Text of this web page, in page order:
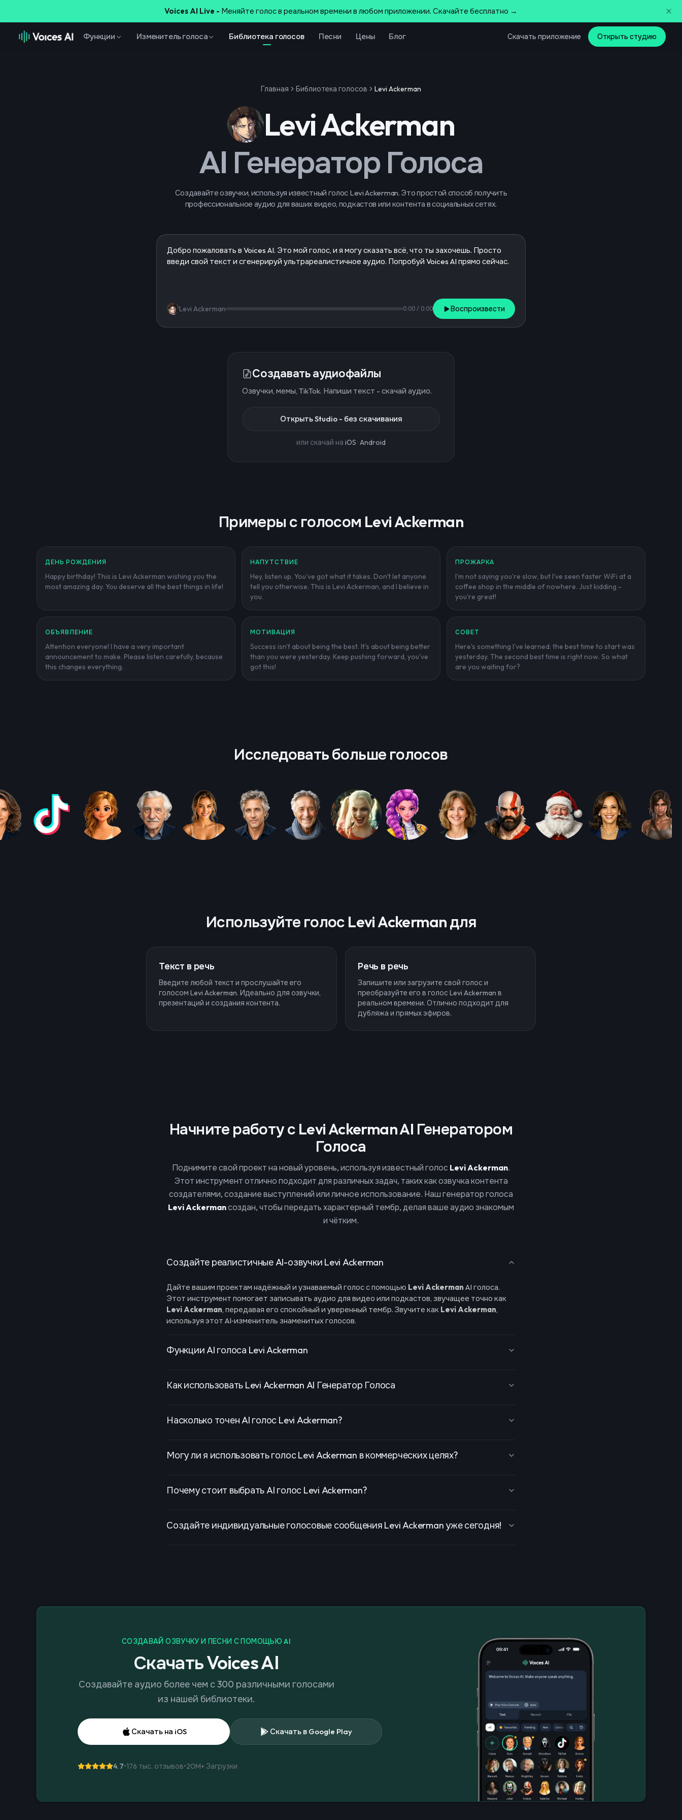
Voices AI Live - Меняйте голос в реальном времени в любом приложении. Скачайте бесплатно →
Функции Изменитель голоса Библиотека голосов Песни Цены Блог Скачать приложение Открыть студию
Главная Библиотека голосов Levi Ackerman
Levi Ackerman
AI Генератор Голоса
Создавайте озвучки, используя известный голос Levi Ackerman. Это простой способ получить
профессиональное аудио для ваших видео, подкастов или контента в социальных сетях.
Levi Ackerman 0:00 / 0:00 Воспроизвести
Создавать аудиофайлы
Озвучки, мемы, TikTok. Напиши текст - скачай аудио.
Открыть Studio - без скачивания
или скачай на iOS ·Android
Примеры с голосом Levi Ackerman
ДЕНЬ РОЖДЕНИЯ
Happy birthday! This is Levi Ackerman wishing you the
most amazing day. You deserve all the best things in life!
НАПУТСТВИЕ
Hey, listen up. You've got what it takes. Don't let anyone
tell you otherwise. This is Levi Ackerman, and I believe in
you.
ПРОЖАРКА
I'm not saying you're slow, but I've seen faster WiFi at a
coffee shop in the middle of nowhere. Just kidding -
you're great!
ОБЪЯВЛЕНИЕ
Attention everyone! I have a very important
announcement to make. Please listen carefully, because
this changes everything.
МОТИВАЦИЯ
Success isn't about being the best. It's about being better
than you were yesterday. Keep pushing forward, you've
got this!
СОВЕТ
Here's something I've learned: the best time to start was
yesterday. The second best time is right now. So what
are you waiting for?
Исследовать больше голосов
Используйте голос Levi Ackerman для
Текст в речь
Введите любой текст и прослушайте его
голосом Levi Ackerman. Идеально для озвучки,
презентаций и создания контента.
Речь в речь
Запишите или загрузите свой голос и
преобразуйте его в голос Levi Ackerman в
реальном времени. Отлично подходит для
дубляжа и прямых эфиров.
Начните работу с Levi Ackerman AI Генератором
Голоса
Поднимите свой проект на новый уровень, используя известный голос Levi Ackerman.
Этот инструмент отлично подходит для различных задач, таких как озвучка контента
создателями, создание выступлений или личное использование. Наш генератор голоса
Levi Ackermanсоздан, чтобы передать характерный тембр, делая ваше аудио знакомым
и чётким.
Создайте реалистичные AI-озвучки Levi Ackerman
Дайте вашим проектам надёжный и узнаваемый голос с помощью Levi Ackerman AI голоса.
Этот инструмент помогает записывать аудио для видео или подкастов, звучащее точно как
Levi Ackerman, передавая его спокойный и уверенный тембр. Звучите как Levi Ackerman,
используя этот AI‑изменитель знаменитых голосов.
Функции AI голоса Levi Ackerman
Как использовать Levi Ackerman AI Генератор Голоса
Насколько точен AI голос Levi Ackerman?
Могу ли я использовать голос Levi Ackerman в коммерческих целях?
Почему стоит выбрать AI голос Levi Ackerman?
Создайте индивидуальные голосовые сообщения Levi Ackerman уже сегодня!
СОЗДАВАЙ ОЗВУЧКУ И ПЕСНИ С ПОМОЩЬЮ AI
Скачать Voices AI
Создавайте аудио более чем с 300 различными голосами
из нашей библиотеки.
Скачать на iOS Скачать в Google Play
4.7•176 тыс. отзывов•20M+ Загрузки